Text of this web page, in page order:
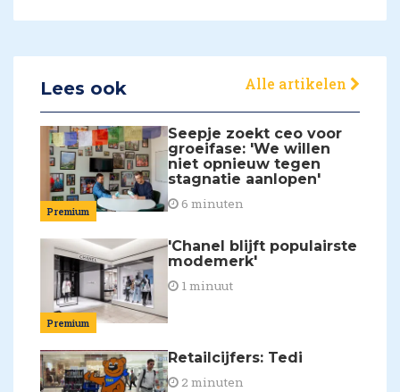
Lees ook Alle artikelen
Premium
Seepje zoekt ceo voor
groeifase: 'We willen
niet opnieuw tegen
stagnatie aanlopen'
6 minuten
Premium
'Chanel blijft populairste
modemerk'
1 minuut
Retailcijfers: Tedi
2 minuten